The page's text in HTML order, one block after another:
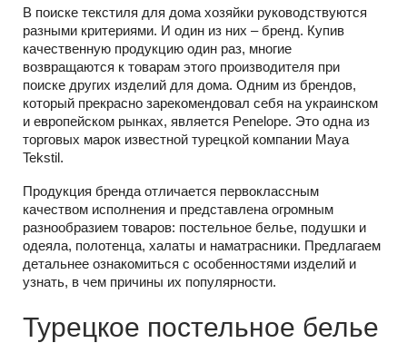
В поиске текстиля для дома хозяйки руководствуются
разными критериями. И один из них – бренд. Купив
качественную продукцию один раз, многие
возвращаются к товарам этого производителя при
поиске других изделий для дома. Одним из брендов,
который прекрасно зарекомендовал себя на украинском
и европейском рынках, является Penelope. Это одна из
торговых марок известной турецкой компании Maya
Tekstil.
Продукция бренда отличается первоклассным
качеством исполнения и представлена огромным
разнообразием товаров: постельное белье, подушки и
одеяла, полотенца, халаты и наматрасники. Предлагаем
детальнее ознакомиться с особенностями изделий и
узнать, в чем причины их популярности.
Турецкое постельное белье